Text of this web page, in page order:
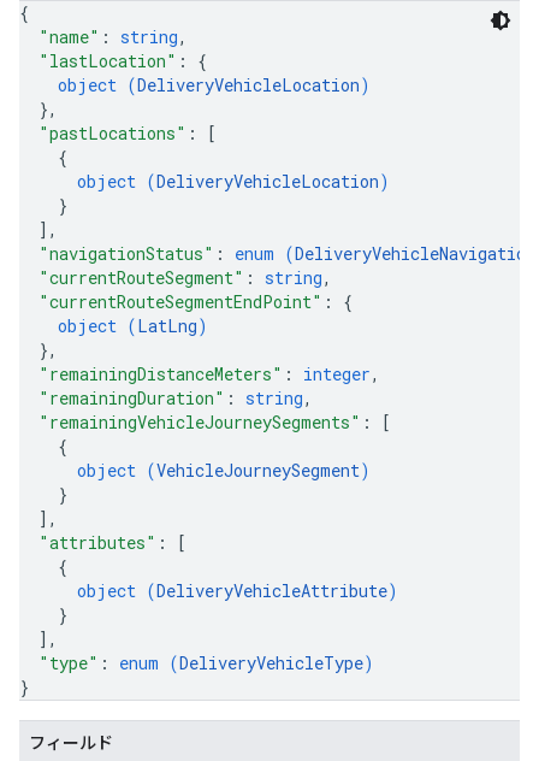
{
"name" : string,
"lastLocation" : {
object (DeliveryVehicleLocation)
},
"pastLocations" :
[
{
object (DeliveryVehicleLocation)
}
] ,
"navigationStatus" : enum (
"currentRouteSegment" : string,
"currentRouteSegmentEndPoint" : {
object (LatLng)
},
"remainingDistanceMeters" : integer,
"remainingDuration" : string,
"remainingVehicleJourneySegments" :
[
{
object (VehicleJourneySegment)
}
] ,
"attributes" :
[
{
object (DeliveryVehicleAttribute)
}
] ,
"type" : enum (DeliveryVehicleType)
}
フィールド